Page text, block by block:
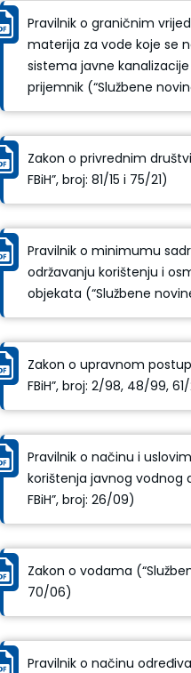
Pravilnik o graničnim
materija za vode koje se
sistema javne
prijemnik (“Službene
Zakon o privrednim
FBiH”, broj: 81/15 i 75/21)
Pravilnik o minimumu
održavanju korištenju i
objekata (“Službene
Zakon o upravnom
FBiH”, broj: 2/98, 48/99,
Pravilnik o načinu i
korištenja javnog vodnog
FBiH”, broj: 26/09)
Zakon o vodama
70/06)
Pravilnik o načinu